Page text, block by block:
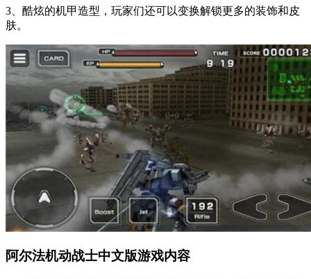
3、酷炫的机甲造型，玩家们还可以变换解锁更多的装饰和皮
肤。
阿尔法机动战士中文版游戏内容